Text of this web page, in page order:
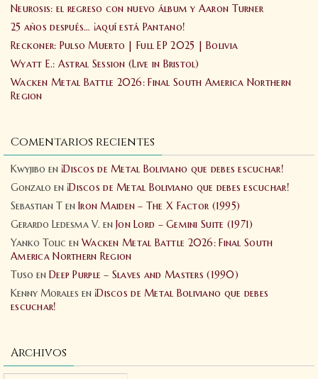
Neurosis: el regreso con nuevo álbum y Aaron Turner
25 años después… ¡aquí está Pantano!
Reckoner: Pulso Muerto | Full EP 2025 | Bolivia
Wyatt E.: Astral Session (Live in Bristol)
Wacken Metal Battle 2026: Final South America Northern
Region
Comentarios recientes
Kwyjibo en ¡Discos de Metal Boliviano que debes escuchar!
Gonzalo en ¡Discos de Metal Boliviano que debes escuchar!
Sebastian T en Iron Maiden – The X Factor (1995)
Gerardo Ledesma V. en Jon Lord – Gemini Suite (1971)
Yanko Tolic en Wacken Metal Battle 2026: Final South
America Northern Region
Tuso en Deep Purple – Slaves and Masters (1990)
Kenny Morales en ¡Discos de Metal Boliviano que debes
escuchar!
Archivos